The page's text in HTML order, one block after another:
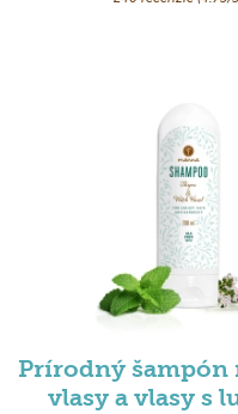
Prírodný šampón
vlasy a vlasy s